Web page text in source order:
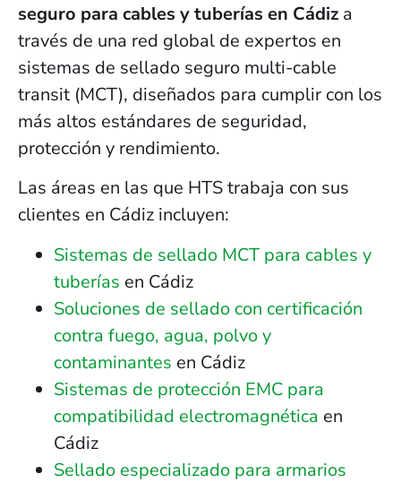
seguro para cables y tuberías en Cádiz a
través de una red global de expertos en
sistemas de sellado seguro multi-cable
transit (MCT), diseñados para cumplir con los
más altos estándares de seguridad,
protección y rendimiento.
Las áreas en las que HTS trabaja con sus
clientes en Cádiz incluyen:
Sistemas de sellado MCT para cables y
tuberías en Cádiz
Soluciones de sellado con certificación
contra fuego, agua, polvo y
contaminantes en Cádiz
Sistemas de protección EMC para
compatibilidad electromagnética en
Cádiz
Sellado especializado para armarios